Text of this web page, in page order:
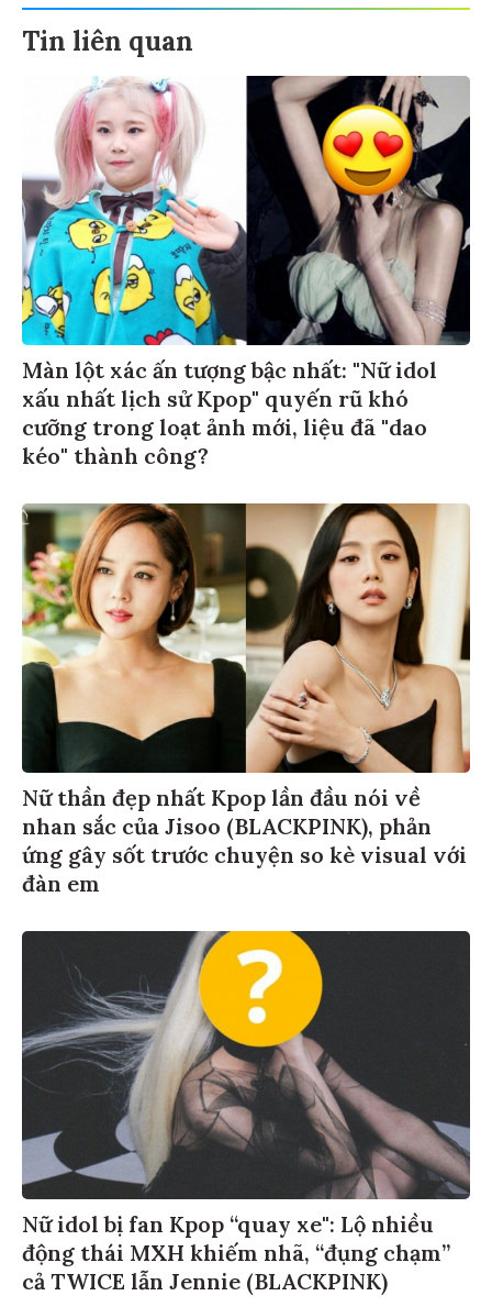
Tin liên quan
Màn lột xác ấn tượng bậc nhất: "Nữ idol
xấu nhất lịch sử Kpop" quyến rũ khó
cưỡng trong loạt ảnh mới, liệu đã "dao
kéo" thành công?
Nữ thần đẹp nhất Kpop lần đầu nói về
nhan sắc của Jisoo (BLACKPINK), phản
ứng gây sốt trước chuyện so kè visual với
đàn em
Nữ idol bị fan Kpop “quay xe": Lộ nhiều
động thái MXH khiếm nhã, “đụng chạm”
cả TWICE lẫn Jennie (BLACKPINK)